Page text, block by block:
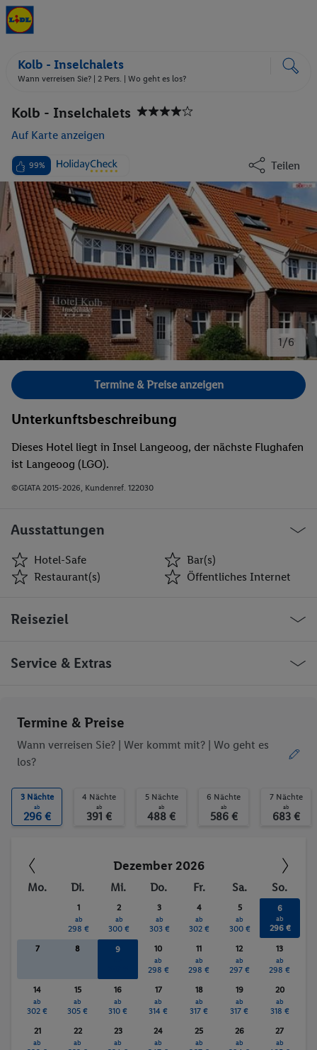
Kolb - Inselchalets
Wann verreisen Sie? | 2 Pers. | Wo geht es los?
Kolb - Inselchalets
Auf Karte anzeigen
99% Teilen
1/6
Bild 1 von 6.
Termine & Preise anzeigen
Unterkunftsbeschreibung
Dieses Hotel liegt in Insel Langeoog, der nächste Flughafen
ist Langeoog (LGO).
©GIATA 2015-2026, Kundenref. 122030
Ausstattungen
Hotel-Safe
Bar(s)
Restaurant(s)
Öffentliches Internet
Restaurant(s)
Öffentliches Internet
Wäscheservice
Hallenbad
Sonnenterrasse
Massage
Reiseziel
Deutschland Insel Langeoog
Service & Extras
entspricht, erfrage bitte vor der Buchung im Service Center.
Termine & Preise
Wann verreisen Sie? | Wer kommt mit? | Wo geht es
los?
3 Nächte
ab
296 €
4 Nächte
ab
391 €
5 Nächte
ab
488 €
6 Nächte
ab
586 €
7 Nächte
ab
683 €
Dezember 2026
Mo. Di. Mi. Do. Fr. Sa. So.
1
ab
298 €
2
ab
300 €
3
ab
303 €
4
ab
302 €
5
ab
300 €
6
ab
296 €
7 8 9 10
ab
298 €
11
ab
298 €
12
ab
297 €
13
ab
298 €
14
ab
302 €
15
ab
305 €
16
ab
310 €
17
ab
314 €
18
ab
317 €
19
ab
317 €
20
ab
318 €
21
ab
22
ab
23
ab
24
ab
25
ab
26
ab
27
ab